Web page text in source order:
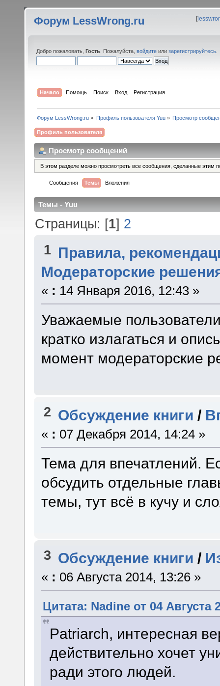
Форум LessWrong.ru [
Добро пожаловать, Гость . Пожалуйста, войдите или зарегистрируйтесь
Начало Помощь Поиск Вход Регистрация
Форум LessWrong.ru » Профиль пользователя Yuu» Просмотр
Профиль пользователя
Просмотр сообщений
В этом разделе можно просмотреть все сообщения, сделанные этим
Сообщения Темы Вложения
Темы - Yuu
Страницы: [1] 2
1 Правила,
Модераторские
« : 14 Января 2016, 12:43 »
Уважаемые
кратко излагаться и
момент модераторские
2 Обсуждение книги /
« : 07 Декабря 2014, 14:24 »
Тема для впечатлений.
обсудить отдельные
темы, тут всё в кучу и
3 Обсуждение книги /
« : 06 Августа 2014, 13:26 »
Цитата: Nadine от 04 Августа
Patriarch, интересная
действительно хочет
ради этого людей.